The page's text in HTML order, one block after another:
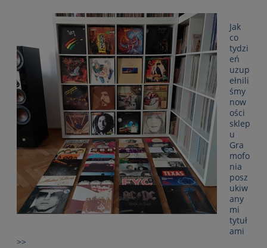
Jak
co
tydzi
eń
uzup
ełnili
śmy
now
ości
sklep
u
Gra
mofo
nia
posz
ukiw
any
mi
tytuł
ami
>>